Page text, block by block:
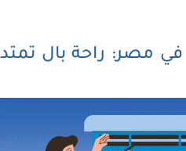
مصر: راحة بال تمتد